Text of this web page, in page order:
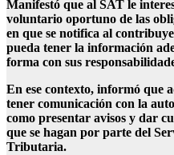
Manifestó que al SAT le
voluntario oportuno de las
en que se notifica al
pueda tener la información
forma con sus
En ese contexto, informó que
tener comunicación con la
como presentar avisos y dar
que se hagan por parte del
Tributaria.